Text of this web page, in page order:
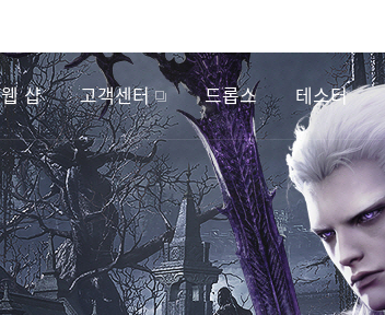
웹 샵 고객센터 드롭스 테스터